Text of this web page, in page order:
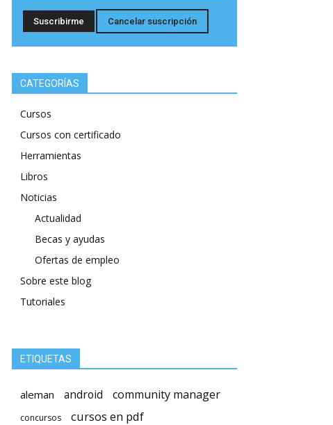
CATEGORÍAS
Cursos
Cursos con certificado
Herramientas
Libros
Noticias
Actualidad
Becas y ayudas
Ofertas de empleo
Sobre este blog
Tutoriales
ETIQUETAS
aleman android community manager
concursos cursos en pdf